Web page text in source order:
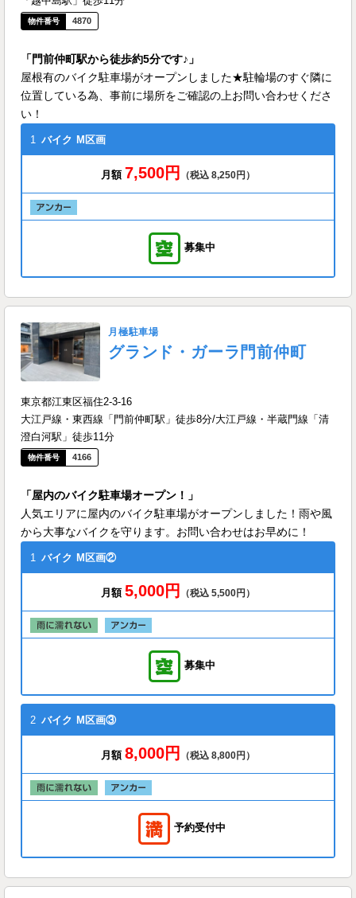
4870
「門前仲町駅から徒歩約5分です♪」
屋根有のバイク駐車場がオープンしました★駐輪場のすぐ隣に
位置している為、事前に場所をご確認の上お問い合わせくださ
い！
1 バイク M区画
月額 7,500円 （税込 8,250円）
募集中
月極駐車場
グランド・ガーラ門前仲町
東京都江東区福住2-3-16
大江戸線・東西線「門前仲町駅」徒歩8分/大江戸線・半蔵門線「清
澄白河駅」徒歩11分
4166
「屋内のバイク駐車場オープン！」
人気エリアに屋内のバイク駐車場がオープンしました！雨や風
から大事なバイクを守ります。お問い合わせはお早めに！
1 バイク M区画②
月額 5,000円 （税込 5,500円）
募集中
2 バイク M区画③
月額 8,000円 （税込 8,800円）
予約受付中